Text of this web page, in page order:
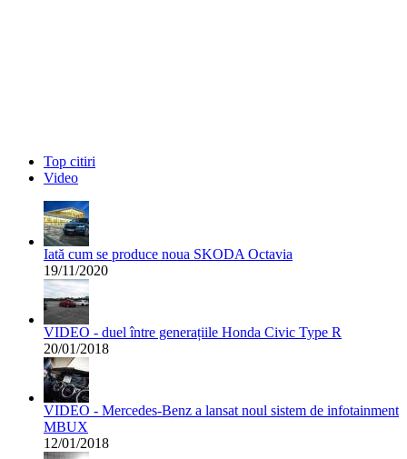
Top citiri
Video
Iată cum se produce noua SKODA Octavia
19/11/2020
VIDEO - duel între generațiile Honda Civic Type R
20/01/2018
VIDEO - Mercedes-Benz a lansat noul sistem de infotainment
MBUX
12/01/2018